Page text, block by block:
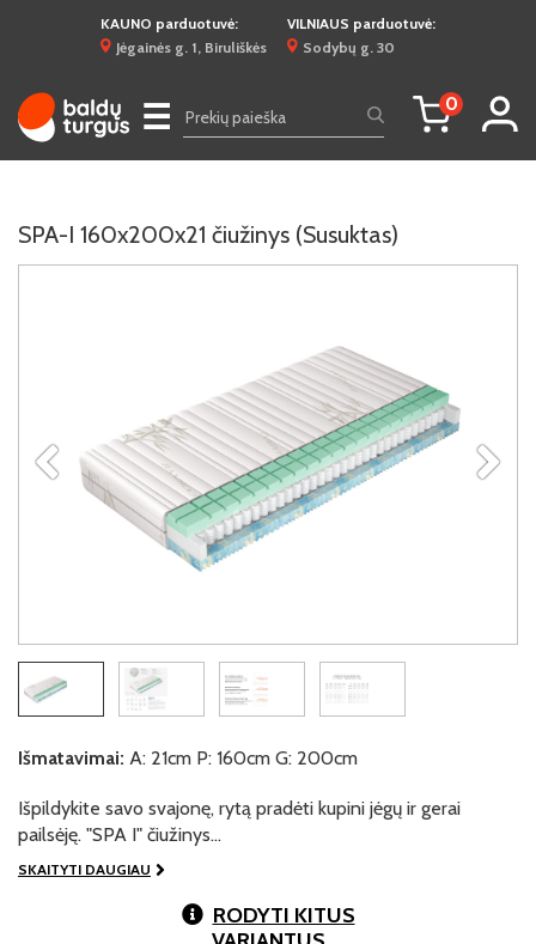
KAUNO parduotuvė:
Jėgainės g. 1, Biruliškės
VILNIAUS parduotuvė:
Sodybų g. 30
☰ 0
SPA-I 160x200x21 čiužinys (Susuktas)
Išmatavimai: A: 21cm P: 160cm G: 200cm
Išpildykite savo svajonę, rytą pradėti kupini jėgų ir gerai
pailsėję. "SPA I" čiužinys…
SKAITYTI DAUGIAU
RODYTI KITUS